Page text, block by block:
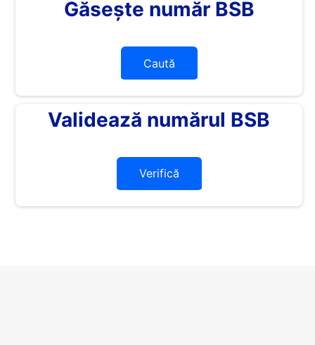
Găsește număr BSB
Caută
Validează numărul BSB
Verifică